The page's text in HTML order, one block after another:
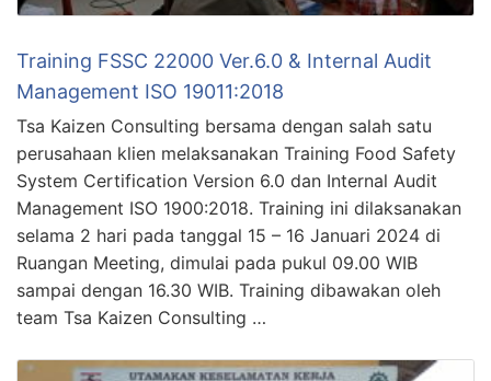
Training FSSC 22000 Ver.6.0 & Internal Audit
Management ISO 19011:2018
Tsa Kaizen Consulting bersama dengan salah satu
perusahaan klien melaksanakan Training Food Safety
System Certification Version 6.0 dan Internal Audit
Management ISO 1900:2018. Training ini dilaksanakan
selama 2 hari pada tanggal 15 – 16 Januari 2024 di
Ruangan Meeting, dimulai pada pukul 09.00 WIB
sampai dengan 16.30 WIB. Training dibawakan oleh
team Tsa Kaizen Consulting …